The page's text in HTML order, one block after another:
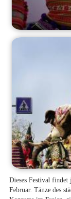
Dieses Festival findet
Februar. Tänze des